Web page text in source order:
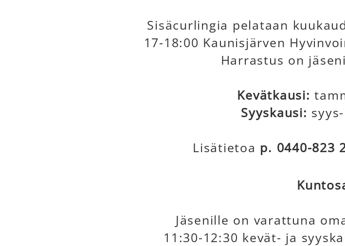
Sisäcurlingia pelataan
17-18:00 Kaunisjärven
Harrastus on
Kevätkausi:
Syyskausi:
Lisätietoa p. 0440-823
Jäsenille on varattuna
11:30-12:30 kevät- ja